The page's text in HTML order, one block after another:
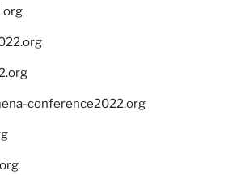
conference2022.org